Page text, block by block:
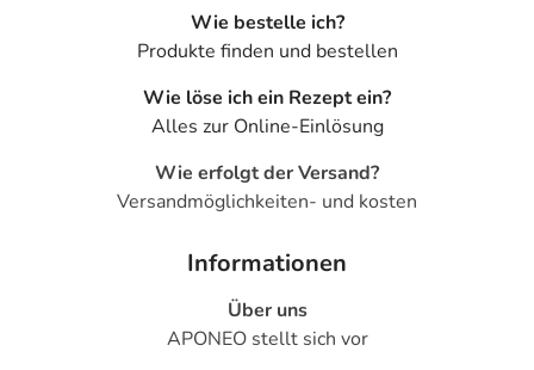
- Halluzinationen
- Sonderbare (paradoxe) Reaktionen, wie:
- Bewegungsstörungen
- Sprechstörungen
- Krampfanfälle
- Sehstörungen, wie:
- Verschwommenes Sehen (Weitstellung der Pupille)
- Störung der Nah- und Ferneinstellung des Auges
Wie bestelle ich?
Produkte finden und bestellen
Wie löse ich ein Rezept ein?
Alles zur Online-Einlösung
Wie erfolgt der Versand?
Versandmöglichkeiten- und kosten
Informationen
Über uns
APONEO stellt sich vor